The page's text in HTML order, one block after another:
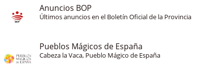
Anuncios BOP
Últimos anuncios en el Boletín Oficial de la Provincia
Pueblos Mágicos de España
Cabeza la Vaca, Pueblo Mágico de España